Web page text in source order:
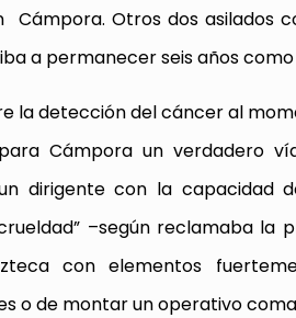
Cámpora. Otros dos asilados
a permanecer seis años
la detección del cáncer al
Cámpora un verdadero
dirigente con la capacidad
–según reclamaba la
con elementos
o de montar un operativo